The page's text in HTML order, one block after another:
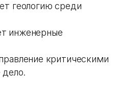
геологию среди
инженерные
критическими